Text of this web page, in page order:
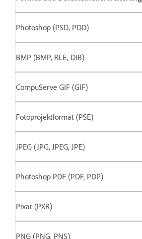
Photoshop (PSD, PDD)
BMP (BMP, RLE, DIB)
CompuServe GIF (GIF)
Fotoprojektformat (PSE)
JPEG (JPG, JPEG, JPE)
Photoshop PDF (PDF, PDP)
Pixar (PXR)
PNG (PNG, PNS)